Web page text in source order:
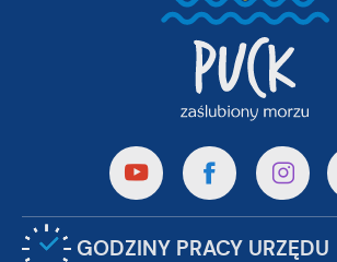
GODZINY PRACY URZĘDU